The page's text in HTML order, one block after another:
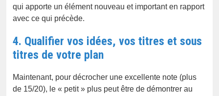
qui apporte un élément nouveau et important en rapport
avec ce qui précède.
4. Qualifier vos idées, vos titres et sous
titres de votre plan
Maintenant, pour décrocher une excellente note (plus
de 15/20), le « petit » plus peut être de démontrer au